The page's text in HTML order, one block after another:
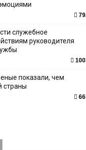
служебное
руководителя
показали, чем
страны